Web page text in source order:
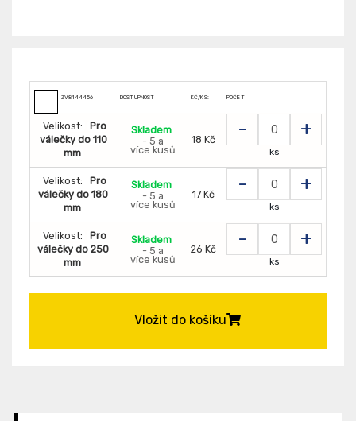
ZV8144456 DOSTUPNOST KČ/KS: POČET
Velikost:
Pro
válečky do 110
mm
Skladem
- 5 a
více kusů
18 Kč - +
ks
Velikost:
Pro
válečky do 180
mm
Skladem
- 5 a
více kusů
17 Kč - +
ks
Velikost:
Pro
válečky do 250
mm
Skladem
- 5 a
více kusů
26 Kč - +
ks
Vložit do košíku